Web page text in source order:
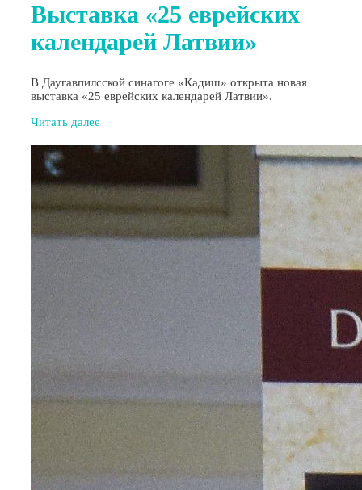
Выставка «25 еврейских
календарей Латвии»
В Даугавпилсской синагоге «Кадиш» открыта новая
выставка «25 еврейских календарей Латвии».
Читать далее